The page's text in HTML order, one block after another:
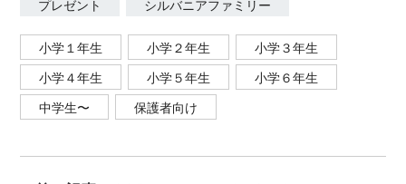
プレゼント シルバニアファミリー
小学１年生 小学２年生
小学３年生
小学４年生
小学５年生
小学６年生
中学生〜
保護者向け